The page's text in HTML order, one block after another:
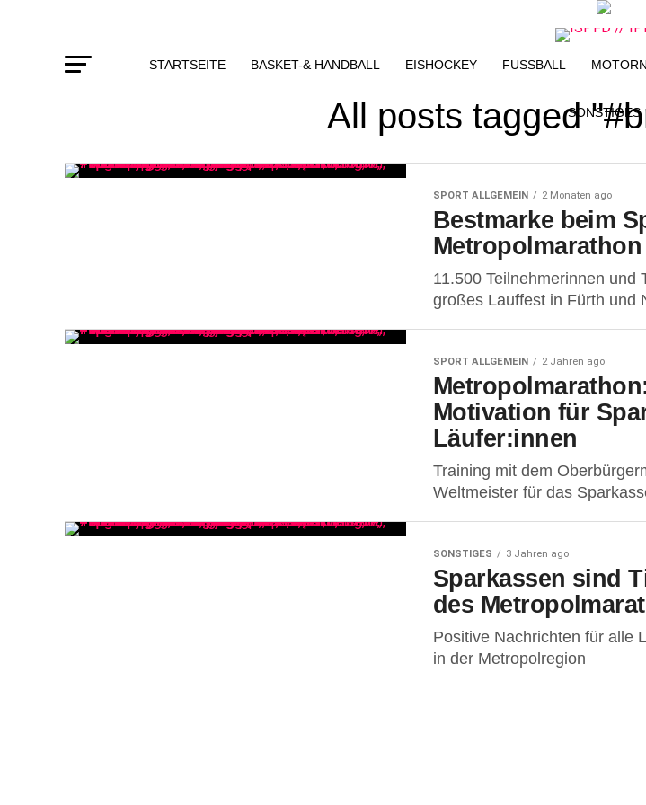
STARTSEITE BASKET-& HANDBALL EISHOCKEY FUSSBALL
SONSTIGES
All posts tagged
SPORT ALLGEMEIN 2 Monaten ago
Bestmarke beim
Metropolmarathon
11.500 Teilnehmerinnen und
großes Lauffest in Fürth und
SPORT ALLGEMEIN 2 Jahren ago
Motivation für
Läufer:innen
Training mit dem
Weltmeister für das
SONSTIGES 3 Jahren ago
Sparkassen sind
des
Positive Nachrichten für alle
in der Metropolregion